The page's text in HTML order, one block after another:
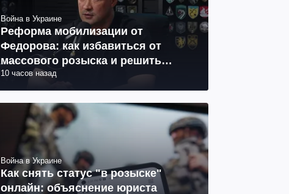
Война в Украине
Реформа мобилизации от
Федорова: как избавиться от
массового розыска и решить
проблему СОЧ
10 часов назад
Война в Украине
Как снять статус "в розыске"
онлайн: объяснение юриста